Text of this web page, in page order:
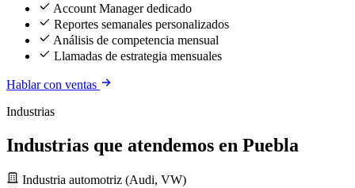
Account Manager dedicado
Reportes semanales personalizados
Análisis de competencia mensual
Llamadas de estrategia mensuales
Hablar con ventas
Industrias
Industrias que atendemos en Puebla
Industria automotriz (Audi, VW)